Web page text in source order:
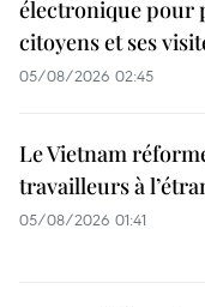
électronique pour
citoyens et ses
05/08/2026 02:45
Le Vietnam
travailleurs à
05/08/2026 01:41